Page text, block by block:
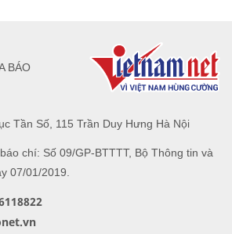
Tần Số, 115 Trần Duy Hưng Hà Nội
chí: Số 09/GP-BTTTT, Bộ Thông tin và
07/01/2019.
BÁO